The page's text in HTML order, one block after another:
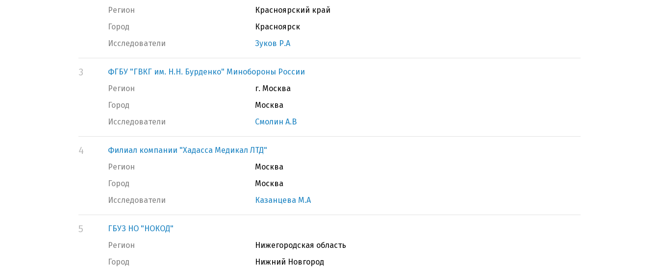
Регион
Красноярский край
Город
Красноярск
Исследователи
Зуков Р.А
3
ФГБУ "ГВКГ им. Н.Н. Бурденко" Минобороны России
Регион
г. Москва
Город
Москва
Исследователи
Смолин А.В
4
Филиал компании "Хадасса Медикал ЛТД"
Регион
Москва
Город
Москва
Исследователи
Казанцева М.А
5
ГБУЗ НО "НОКОД"
Регион
Нижегородская область
Город
Нижний Новгород